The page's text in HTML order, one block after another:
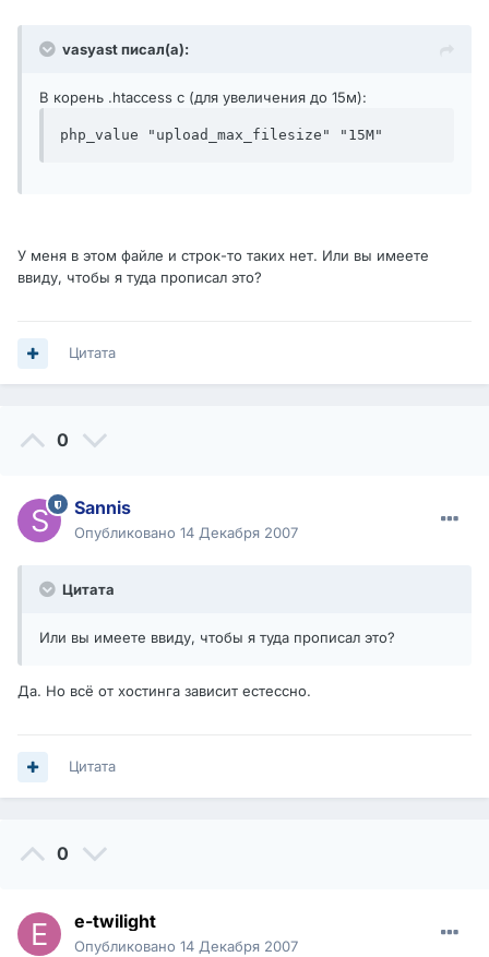
vasyast писал(а):
В корень .htaccess с (для увеличения до 15м):
php_value "upload_max_filesize" "15M"
У меня в этом файле и строк-то таких нет. Или вы имеете
ввиду, чтобы я туда прописал это?
Цитата
0
Sannis
Опубликовано 14 Декабря 2007
Цитата
Или вы имеете ввиду, чтобы я туда прописал это?
Да. Но всё от хостинга зависит естессно.
Цитата
0
e-twilight
Опубликовано 14 Декабря 2007